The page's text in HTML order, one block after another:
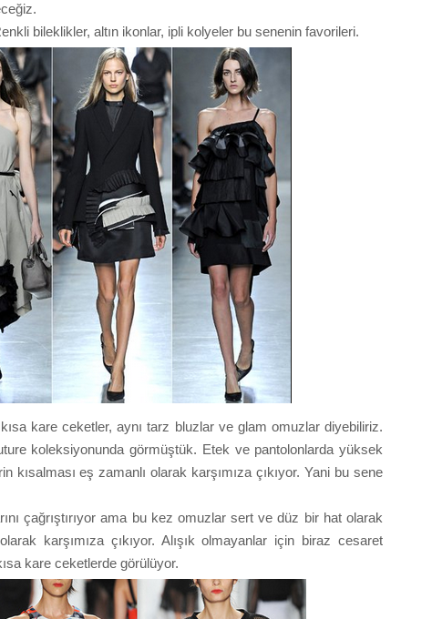
bileklikler, altın ikonlar, ipli kolyeler bu senenin favorileri.
kare ceketler, aynı tarz bluzlar ve glam omuzlar diyebiliriz.
koleksiyonunda görmüştük. Etek ve pantolonlarda yüksek
kısalması eş zamanlı olarak karşımıza çıkıyor. Yani bu sene
çağrıştırıyor ama bu kez omuzlar sert ve düz bir hat olarak
karşımıza çıkıyor. Alışık olmayanlar için biraz cesaret
kare ceketlerde görülüyor.